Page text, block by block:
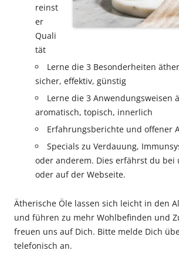
reinst
er
Quali
tät
Lerne die 3 Besonderheiten
sicher, effektiv, günstig
Lerne die 3 Anwendungsweisen
aromatisch, topisch, innerlich
Erfahrungsberichte und offener
Specials zu Verdauung,
oder anderem. Dies erfährst du bei
oder auf der Webseite.
Ätherische Öle lassen sich leicht in den
und führen zu mehr Wohlbefinden und
freuen uns auf Dich. Bitte melde Dich
telefonisch an.